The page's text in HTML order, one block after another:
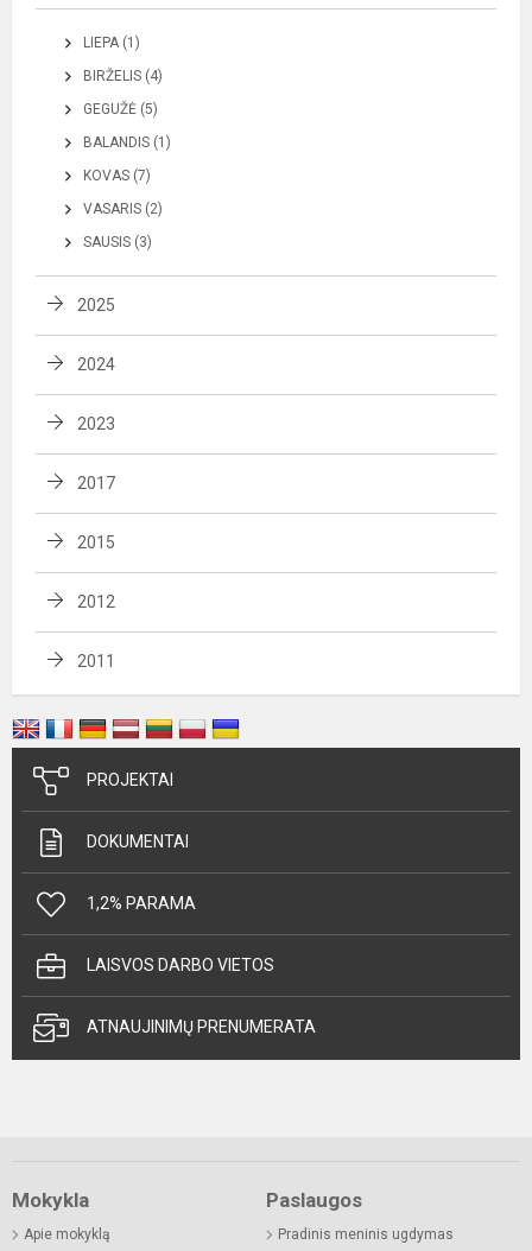
LIEPA (1)
BIRŽELIS (4)
GEGUŽĖ (5)
BALANDIS (1)
KOVAS (7)
VASARIS (2)
SAUSIS (3)
2025
2024
2023
2017
2015
2012
2011
PROJEKTAI
DOKUMENTAI
1,2% PARAMA
LAISVOS DARBO VIETOS
ATNAUJINIMŲ PRENUMERATA
Mokykla
Apie mokyklą
Paslaugos
Pradinis meninis ugdymas